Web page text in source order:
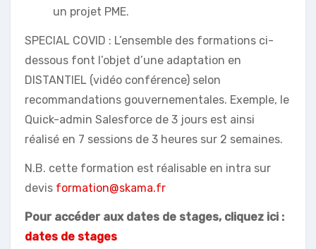
un projet PME.
SPECIAL COVID : L’ensemble des formations ci-
dessous font l’objet d’une adaptation en
DISTANTIEL (vidéo conférence) selon
recommandations gouvernementales. Exemple, le
Quick-admin Salesforce de 3 jours est ainsi
réalisé en 7 sessions de 3 heures sur 2 semaines.
N.B. cette formation est réalisable en intra sur
devis formation@skama.fr
Pour accéder aux dates de stages, cliquez ici :
dates de stages